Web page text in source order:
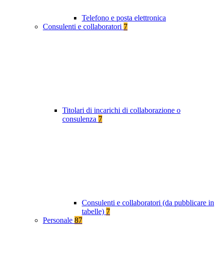
Telefono e posta elettronica
Consulenti e collaboratori 7
Titolari di incarichi di collaborazione o
consulenza 7
Consulenti e collaboratori (da pubblicare in
tabelle) 7
Personale 87